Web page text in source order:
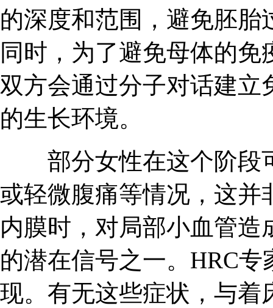
的深度和范围，避免胚
同时，为了避免母体的
双方会通过分子对话建立
的生长环境。
部分女性在这个阶段
或轻微腹痛等情况，这并
内膜时，对局部小血管
的潜在信号之一。HRC
现。有无这些症状，与着